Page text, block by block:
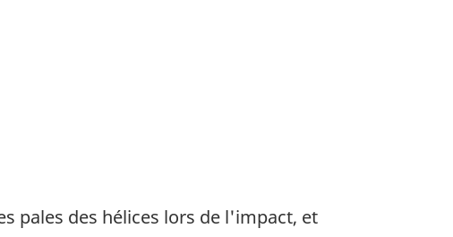
pales des hélices lors de l'impact, et